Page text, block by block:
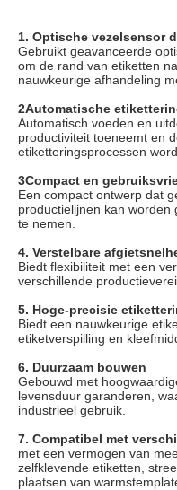
1. Optische vezelsensor
Gebruikt geavanceerde
om de rand van etiketten
nauwkeurige afhandeling
2Automatische
Automatisch voeden en
productiviteit toeneemt en
etiketteringsprocessen
3Compact en
Een compact ontwerp dat
productielijnen kan
te nemen.
4. Verstelbare
Biedt flexibiliteit met een
verschillende
5. Hoge-precisie
Biedt een nauwkeurige
etiketverspilling en
6. Duurzaam bouwen
Gebouwd met
levensduur garanderen,
industrieel gebruik.
7. Compatibel met
met een vermogen van
zelfklevende etiketten,
plaatsen van